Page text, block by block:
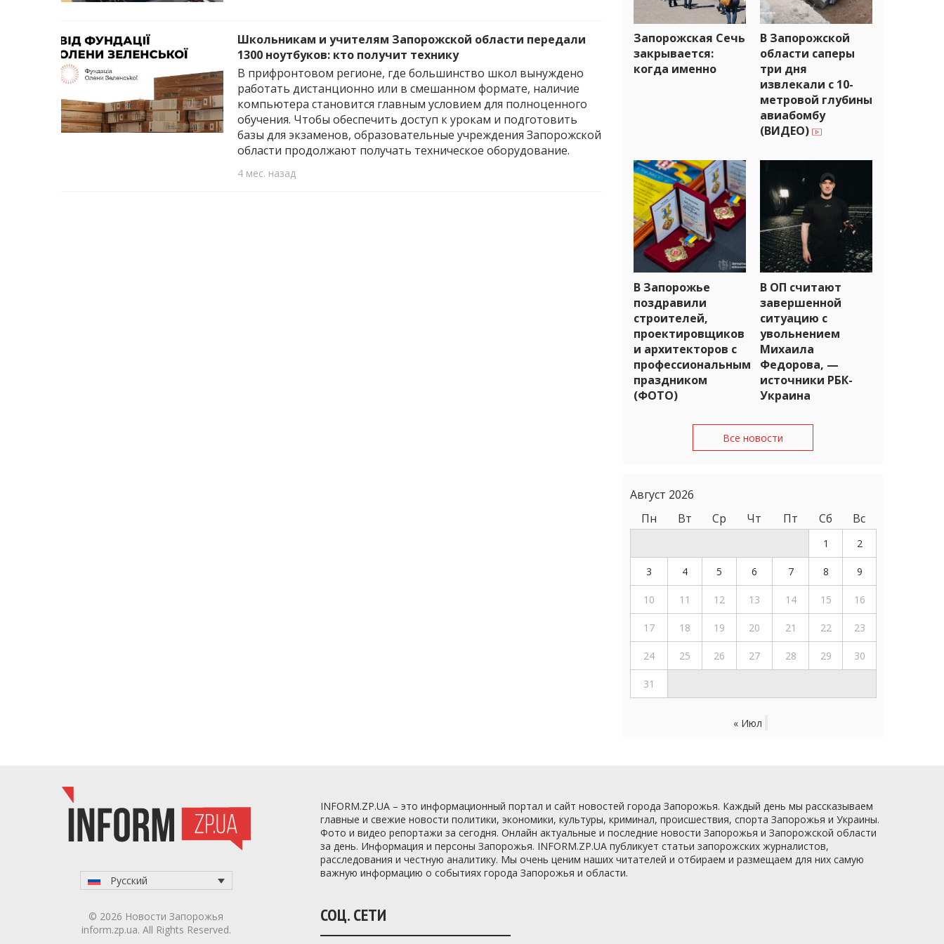
Школьникам и учителям Запорожской области передали
1300 ноутбуков: кто получит технику
В прифронтовом регионе, где большинство школ вынуждено
работать дистанционно или в смешанном формате, наличие
компьютера становится главным условием для полноценного
обучения. Чтобы обеспечить доступ к урокам и подготовить
базы для экзаменов, образовательные учреждения Запорожской
области продолжают получать техническое оборудование.
4 мес. назад
Запорожская Сечь
закрывается:
когда именно
В Запорожской
области саперы
три дня
извлекали с 10-
метровой глубины
авиабомбу
(ВИДЕО)
В Запорожье
поздравили
строителей,
проектировщиков
и архитекторов с
профессиональным
праздником
(ФОТО)
В ОП считают
завершенной
ситуацию с
увольнением
Михаила
Федорова, —
источники РБК-
Украина
Все новости
Август 2026
Пн
Вт Ср Чт Пт Сб Вс
1 2
3 4 5 6 7 8 9
10 11 12 13 14 15 16
17 18 19 20 21 22 23
24 25 26 27 28 29 30
31
« Июл
INFORM.ZP.UA – это информационный портал и сайт новостей города Запорожья. Каждый день мы рассказываем
главные и свежие новости политики, экономики, культуры, криминал, происшествия, спорта Запорожья и Украины.
Фото и видео репортажи за сегодня. Онлайн актуальные и последние новости Запорожья и Запорожской области
за день. Информация и персоны Запорожья. INFORM.ZP.UA публикует статьи запорожских журналистов,
расследования и честную аналитику. Мы очень ценим наших читателей и отбираем и размещаем для них самую
важную информацию о событиях города Запорожья и области.
СОЦ. СЕТИ
Русский
© 2026 Новости Запорожья
inform.zp.ua. All Rights Reserved.